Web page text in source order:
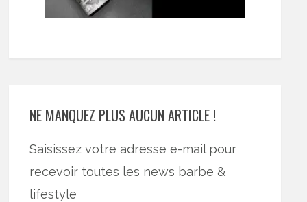
NE MANQUEZ PLUS AUCUN ARTICLE !
Saisissez votre adresse e-mail pour
recevoir toutes les news barbe &
lifestyle